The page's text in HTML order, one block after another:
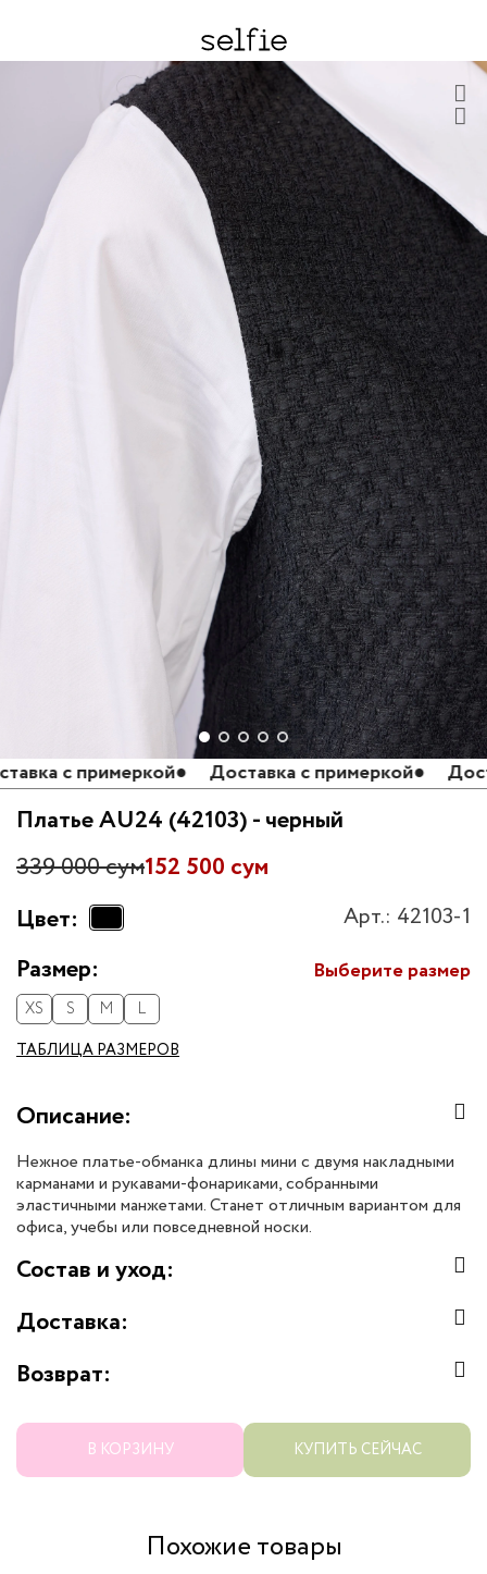
с примеркой● Доставка с примеркой●
Платье AU24 (42103) - черный
152 500 сум
339 000 сум
Цвет:
Арт.: 42103-1
Размер:
XS S M
L
ТАБЛИЦА РАЗМЕРОВ
Выберите размер
В КОРЗИНУ КУПИТЬ СЕЙЧАС
Описание:
Нежное платье-обманка длины мини с двумя накладными
карманами и рукавами-фонариками, собранными
эластичными манжетами. Станет отличным вариантом для
офиса, учебы или повседневной носки.
Состав и уход:
Доставка:
Возврат:
Похожие товары